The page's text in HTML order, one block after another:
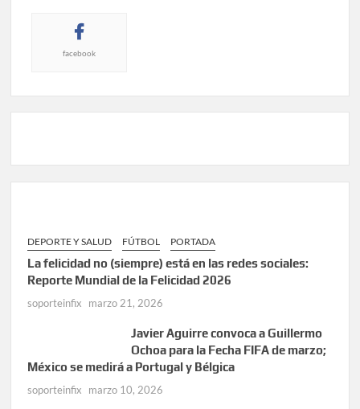
facebook
DEPORTE Y SALUD FÚTBOL PORTADA
La felicidad no (siempre) está en las redes sociales:
Reporte Mundial de la Felicidad 2026
soporteinfix marzo 21, 2026
Javier Aguirre convoca a Guillermo
Ochoa para la Fecha FIFA de marzo;
México se medirá a Portugal y Bélgica
soporteinfix marzo 10, 2026